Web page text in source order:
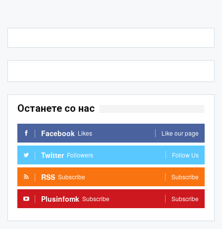
Останете со нас
Facebook Likes Like our page
Twitter Followers Follow Us
RSS Subscribe Subscribe
Plusinfomk Subscribe Subscribe